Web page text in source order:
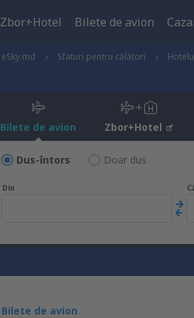
Zbor+Hotel Bilete de avion
eSky.md Sfaturi pentru călători
Bilete de avion Zbor+Hotel
Dus-întors Doar dus
Din
Bilete de avion